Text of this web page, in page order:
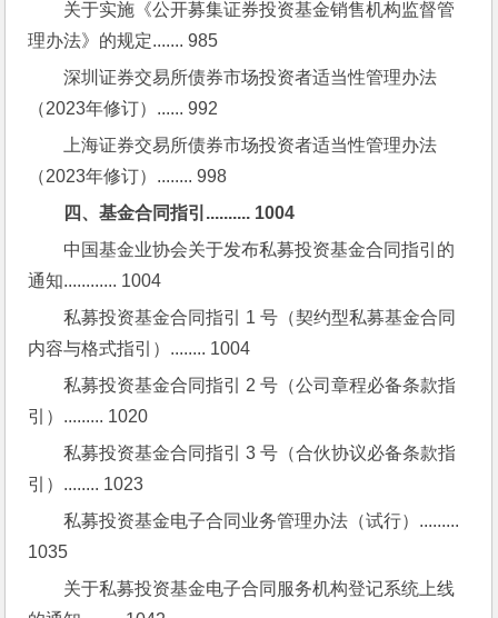
关于实施《公开募集证券投资基金销售机构监督管
理办法》的规定....... 985
深圳证券交易所债券市场投资者适当性管理办法
（2023年修订）...... 992
上海证券交易所债券市场投资者适当性管理办法
（2023年修订）........ 998
四、基金合同指引.......... 1004
中国基金业协会关于发布私募投资基金合同指引的
通知............ 1004
私募投资基金合同指引 1 号（契约型私募基金合同
内容与格式指引）........ 1004
私募投资基金合同指引 2 号（公司章程必备条款指
引）......... 1020
私募投资基金合同指引 3 号（合伙协议必备条款指
引）........ 1023
私募投资基金电子合同业务管理办法（试行）.........
1035
关于私募投资基金电子合同服务机构登记系统上线